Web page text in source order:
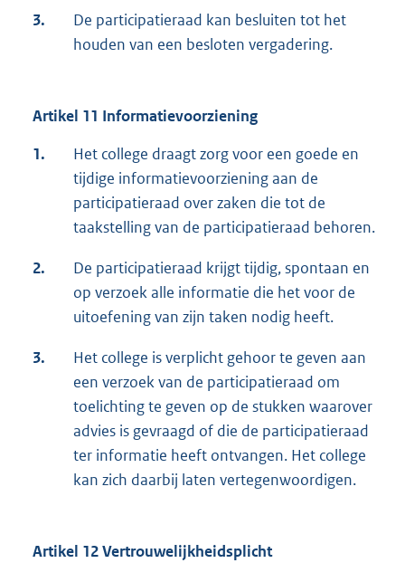
3.
De participatieraad kan besluiten tot het
houden van een besloten vergadering.
Artikel 11 Informatievoorziening
1.
Het college draagt zorg voor een goede en
tijdige informatievoorziening aan de
participatieraad over zaken die tot de
taakstelling van de participatieraad behoren.
2.
De participatieraad krijgt tijdig, spontaan en
op verzoek alle informatie die het voor de
uitoefening van zijn taken nodig heeft.
3.
Het college is verplicht gehoor te geven aan
een verzoek van de participatieraad om
toelichting te geven op de stukken waarover
advies is gevraagd of die de participatieraad
ter informatie heeft ontvangen. Het college
kan zich daarbij laten vertegenwoordigen.
Artikel 12 Vertrouwelijkheidsplicht